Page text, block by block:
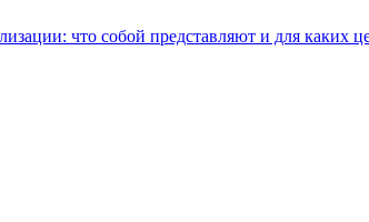
что собой представляют и для каких